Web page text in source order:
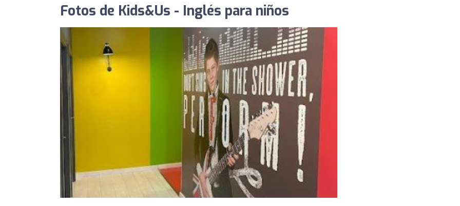
Fotos de Kids&Us - Inglés para niños